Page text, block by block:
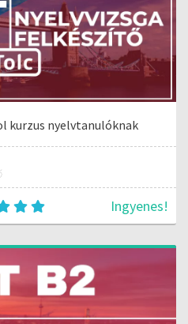
kurzus nyelvtanulóknak
Ingyenes!